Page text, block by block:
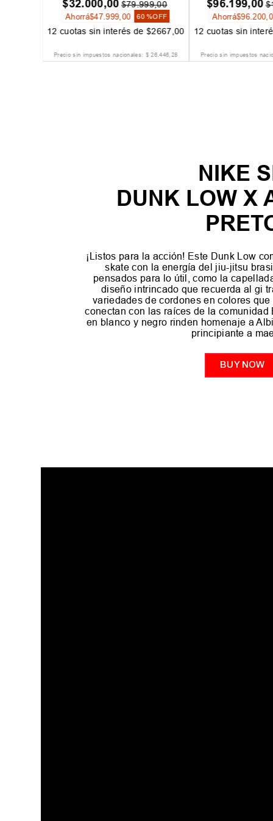
$99.999,00$199.999,00
Ahorrá$100.000 ,00 50 %OFF
12 cuotas sin interés de$8334 ,00
Precio sin impuestos nacionales:$ 82.643,80
12cuotas sin
$10.000
Precio sin impuestos
NIKE
DUNK LOW X
¡Listos para la acción! Este Dunk Low
skate con la energía del jiu-jitsu
pensados para lo útil, como la
diseño intrincado que recuerda al gi
variedades de cordones en colores
conectan con las raíces de la comunidad
en blanco y negro rinden homenaje a
principiante a
BUY NOW